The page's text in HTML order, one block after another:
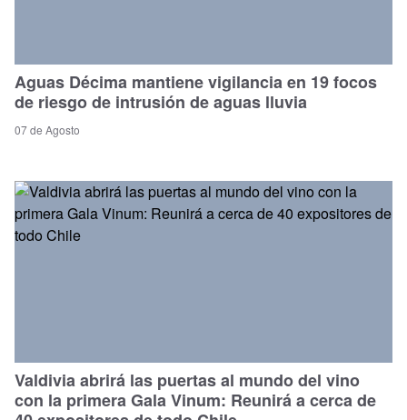
Aguas Décima mantiene vigilancia en 19 focos
de riesgo de intrusión de aguas lluvia
07 de Agosto
Valdivia abrirá las puertas al mundo del vino
con la primera Gala Vinum: Reunirá a cerca de